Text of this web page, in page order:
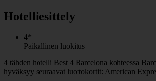
Hotelliesittely
4*
Paikallinen luokitus
4 tähden hotelli Best 4 Barcelona kohteessa
hyväksyy seuraavat luottokortit: American